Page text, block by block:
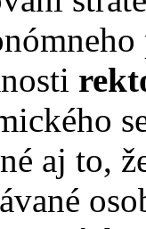
aj to,